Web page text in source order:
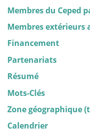
Membres du Ceped
Membres extérieurs
Financement
Partenariats
Résumé
Mots-Clés
Zone géographique
Calendrier